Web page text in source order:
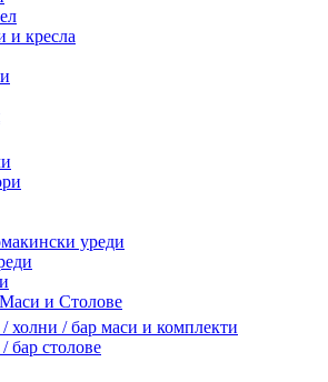
и кресла
уреди
Маси и Столове
холни / бар маси и комплекти
бар столове